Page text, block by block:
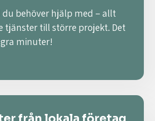
du behöver hjälp med – allt
tjänster till större projekt. Det
minuter!